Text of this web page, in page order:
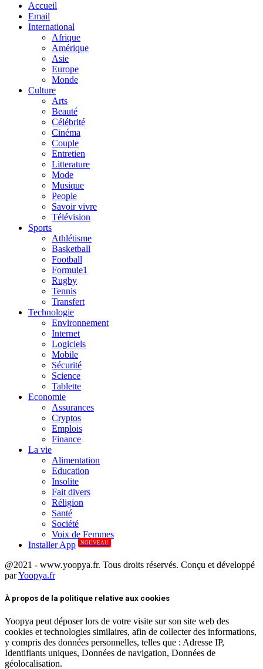
Accueil
Email
International
Afrique
Amérique
Asie
Europe
Monde
Culture
Arts
Beauté
Célébrité
Cinéma
Couple
Entretien
Litterature
Mode
Musique
People
Savoir vivre
Télévision
Sports
Athlétisme
Basketball
Football
Formule1
Rugby
Tennis
Transfert
Technologie
Environnement
Internet
Logiciels
Mobile
Sécurité
Science
Tablette
Economie
Assurances
Cryptos
Emplois
Finance
La vie
Alimentation
Education
Insolite
Fait divers
Réligion
Santé
Société
Voix de Femmes
Installer App
NOUVEAU
@2021 - www.yoopya.fr. Tous droits réservés. Conçu et développé
parYoopya.fr
À propos de la politique relative aux cookies
Yoopya peut déposer lors de votre visite sur son site web des
cookies et technologies similaires, afin de collecter des informations,
y compris des données personnelles, telles que : Adresse IP,
Identifiants uniques, Données de navigation, Données de
géolocalisation.